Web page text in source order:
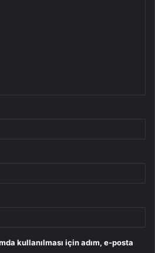
kullanılması için adım, e-posta